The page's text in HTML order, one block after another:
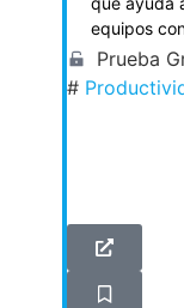
equipos
Prueba
#